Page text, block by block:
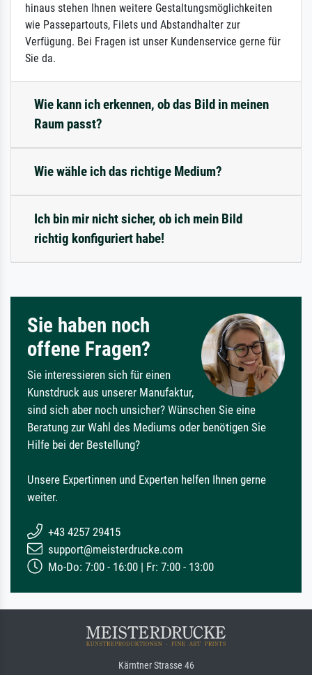
hinaus stehen Ihnen weitere Gestaltungsmöglichkeiten
wie Passepartouts, Filets und Abstandhalter zur
Verfügung. Bei Fragen ist unser Kundenservice gerne für
Sie da.
Wie kann ich erkennen, ob das Bild in meinen
Raum passt?
Wie wähle ich das richtige Medium?
Ich bin mir nicht sicher, ob ich mein Bild
richtig konfiguriert habe!
Sie haben noch
offene Fragen?
Sie interessieren sich für einen
Kunstdruck aus unserer Manufaktur,
sind sich aber noch unsicher? Wünschen Sie eine
Beratung zur Wahl des Mediums oder benötigen Sie
Hilfe bei der Bestellung?
Unsere Expertinnen und Experten helfen Ihnen gerne
weiter.
+43 4257 29415
support@meisterdrucke.com
Mo-Do: 7:00 - 16:00 | Fr: 7:00 - 13:00
Kärntner Strasse 46